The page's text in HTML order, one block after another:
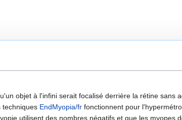
objet à l'infini serait focalisé derrière la rétine sans
techniques EndMyopia/fr fonctionnent pour
utilisent des nombres négatifs et que les myopes